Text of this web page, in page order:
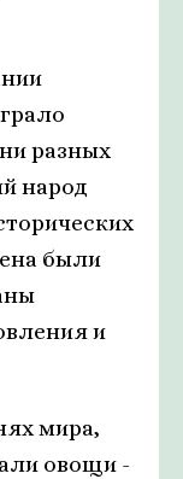
разных
народ
были
и
мира,
овощи -